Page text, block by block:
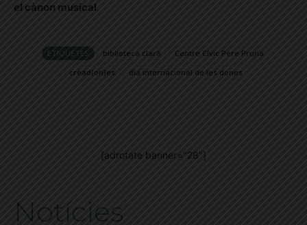
el cànon musical.
ETIQUETES biblioteca clarà
Centre Cívic Pere Pruna
cread(on)es
dia internacional de les dones
[adrotate banner="28"]
Notícies